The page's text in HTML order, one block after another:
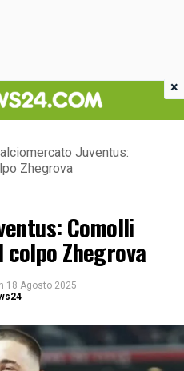
Juventus:
Zhegrova
Comolli
Zhegrova
18 Agosto 2025
×